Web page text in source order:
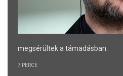
megsérültek a támadásban.
7 PERCE